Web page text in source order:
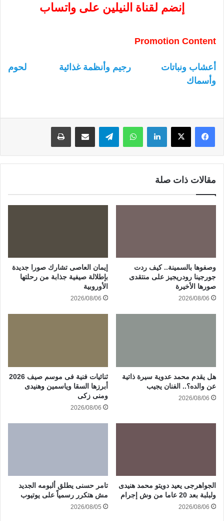
إنضم لقناة النيلين على واتساب
Promotion Content
أعشاب ونباتات رجيم وأنظمة غذائية
لحوم
وأسماك
لينكدإن واتساب
مقالات ذات صلة
وصفوها بالسمينة.. كيف ردت
جورجينا رودريجيز على منتقدى
صورها الأخيرة
2026/08/06
إيمان العاصى تشارك صورا جديدة
بإطلالة صيفية جذابة من رحلتها
الأوروبية
2026/08/06
هل يقدم محمد عدوية سيرة ذاتية
عن والده؟.. الفنان يجيب
2026/08/06
ثنائيات فنية فى موسم صيف 2026
أبرزها السقا وياسمين وهنيدى
ومنى زكى
2026/08/06
الجواهرجى يعيد دويتو محمد هنيدى
ولبلبة بعد 20 عاما من وش إجرام
2026/08/06
تامر حسنى يطلق ألبومه الجديد
مش هتكرر رسمياً على يوتيوب
2026/08/05